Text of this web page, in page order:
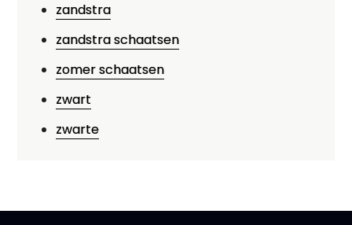
zandstra
zandstra schaatsen
zomer schaatsen
zwart
zwarte